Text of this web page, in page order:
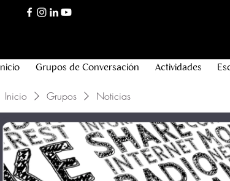
Inicio Grupos de Conversación Actividades
Inicio Grupos Noticias